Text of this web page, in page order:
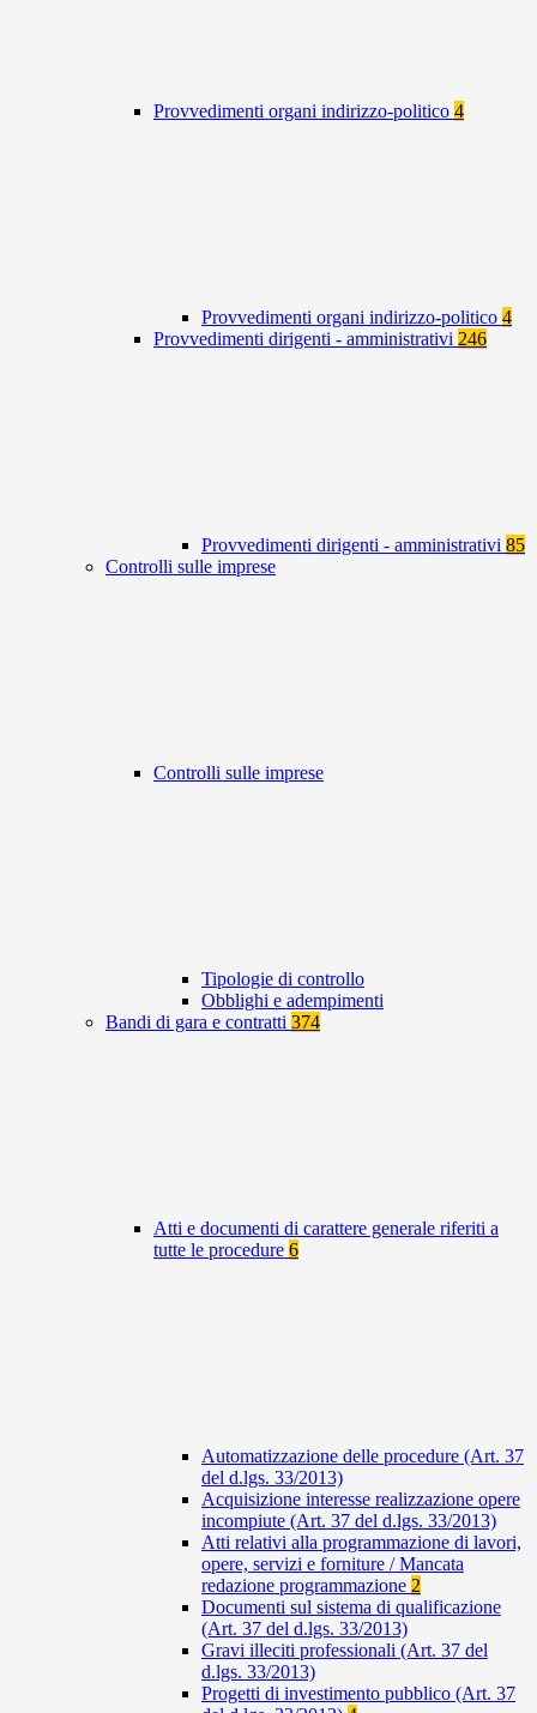
Provvedimenti organi indirizzo-politico 4
Provvedimenti organi indirizzo-politico 4
Provvedimenti dirigenti - amministrativi 246
Provvedimenti dirigenti - amministrativi 85
Controlli sulle imprese
Controlli sulle imprese
Tipologie di controllo
Obblighi e adempimenti
Bandi di gara e contratti 374
Atti e documenti di carattere generale riferiti a
tutte le procedure 6
Automatizzazione delle procedure (Art. 37
del d.lgs. 33/2013)
Acquisizione interesse realizzazione opere
incompiute (Art. 37 del d.lgs. 33/2013)
Atti relativi alla programmazione di lavori,
opere, servizi e forniture / Mancata
redazione programmazione 2
Documenti sul sistema di qualificazione
(Art. 37 del d.lgs. 33/2013)
Gravi illeciti professionali (Art. 37 del
d.lgs. 33/2013)
Progetti di investimento pubblico (Art. 37